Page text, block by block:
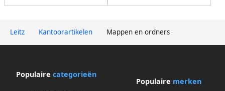
Leitz Kantoorartikelen Mappen en ordners
Populaire categorieën
Populaire merken